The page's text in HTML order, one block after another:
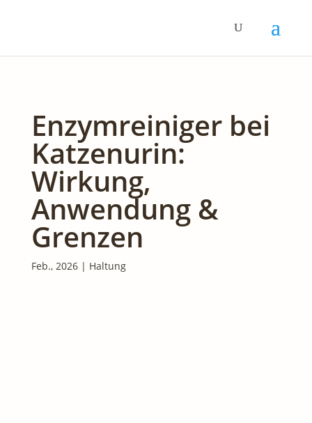
Enzymreiniger bei
Katzenurin:
Wirkung,
Anwendung &
Grenzen
Feb., 2026| Haltung